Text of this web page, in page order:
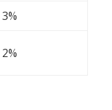
3%
2%